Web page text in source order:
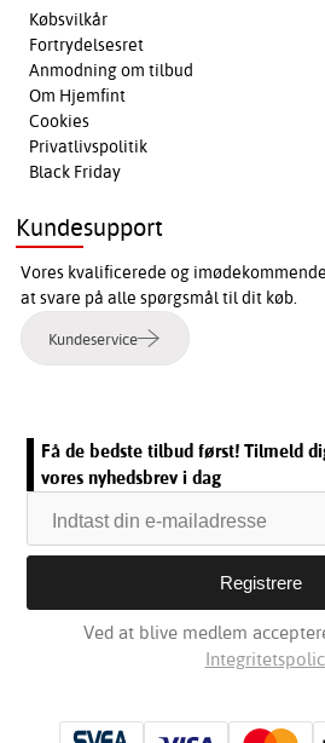
Købsvilkår
Fortrydelsesret
Anmodning om tilbud
Om Hjemfint
Cookies
Privatlivspolitik
Black Friday
Kundesupport
Vores kvalificerede og
at svare på alle spørgsmål til dit køb.
Kundeservice
Få de bedste tilbud først! Tilmeld
vores nyhedsbrev i dag
Ved at blive medlem